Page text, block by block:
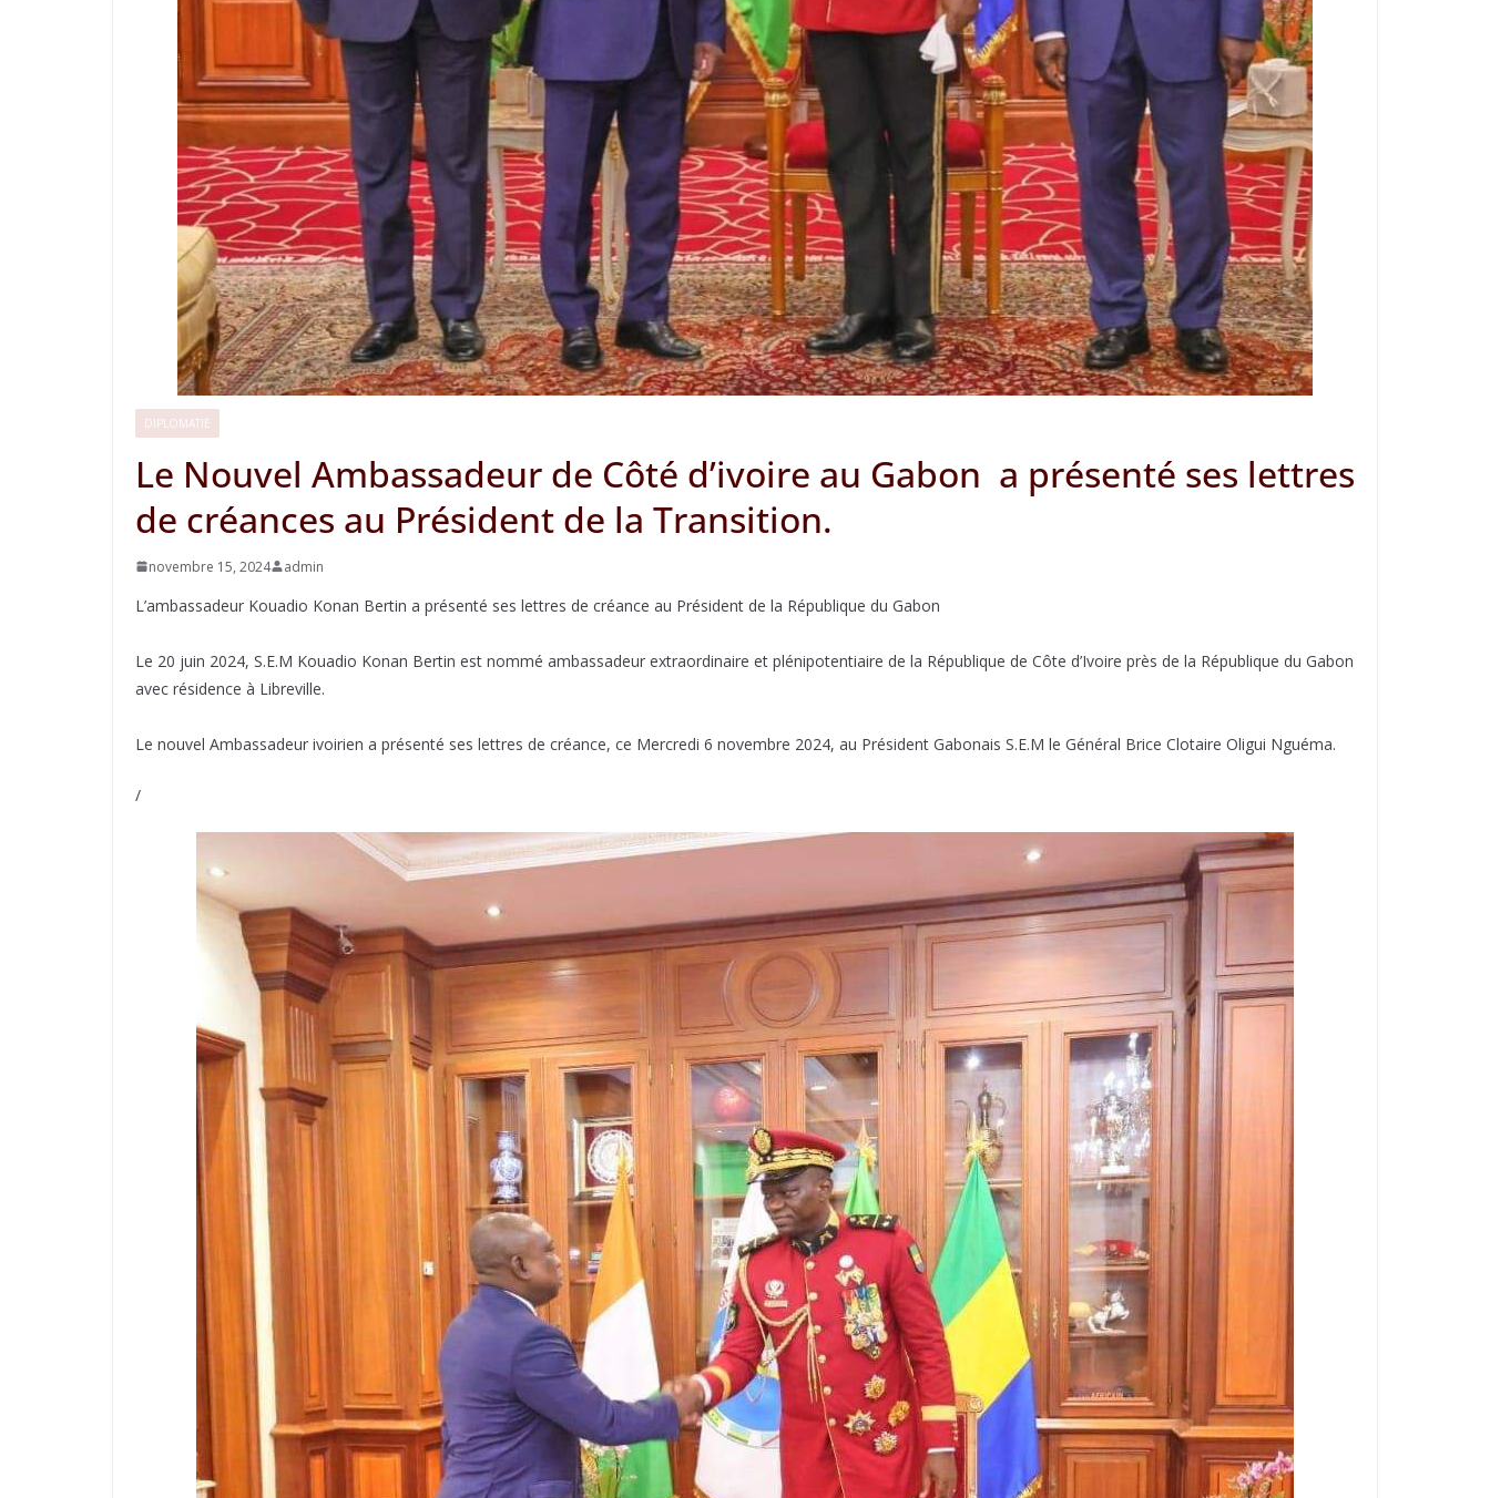
DIPLOMATIE
Le Nouvel Ambassadeur de Côté d’ivoire au Gabon a présenté ses lettres
de créances au Président de la Transition.
novembre 15, 2024 admin
L’ambassadeur Kouadio Konan Bertin a présenté ses lettres de créance au Président de la République du Gabon
Le 20 juin 2024, S.E.M Kouadio Konan Bertin est nommé ambassadeur extraordinaire et plénipotentiaire de la République de Côte d’Ivoire près de la République du Gabon
avec résidence à Libreville.
Le nouvel Ambassadeur ivoirien a présenté ses lettres de créance, ce Mercredi 6 novembre 2024, au Président Gabonais S.E.M le Général Brice Clotaire Oligui Nguéma.
/